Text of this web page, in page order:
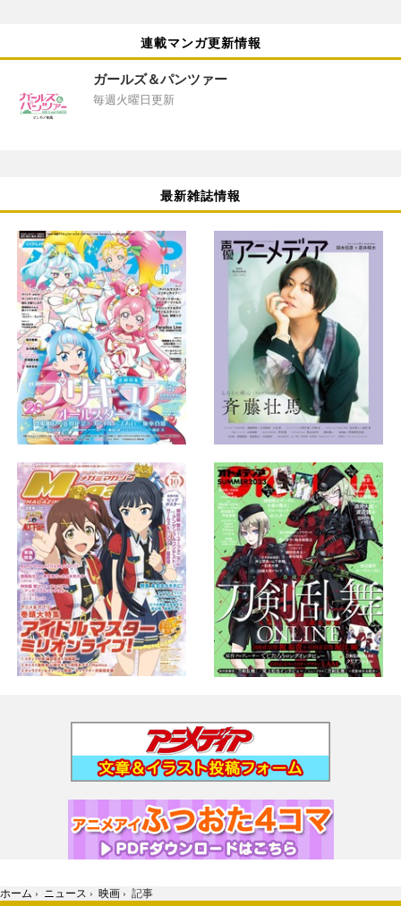
連載マンガ更新情報
ガールズ＆パンツァー
毎週火曜日更新
最新雑誌情報
ホーム › ニュース › 映画 › 記事